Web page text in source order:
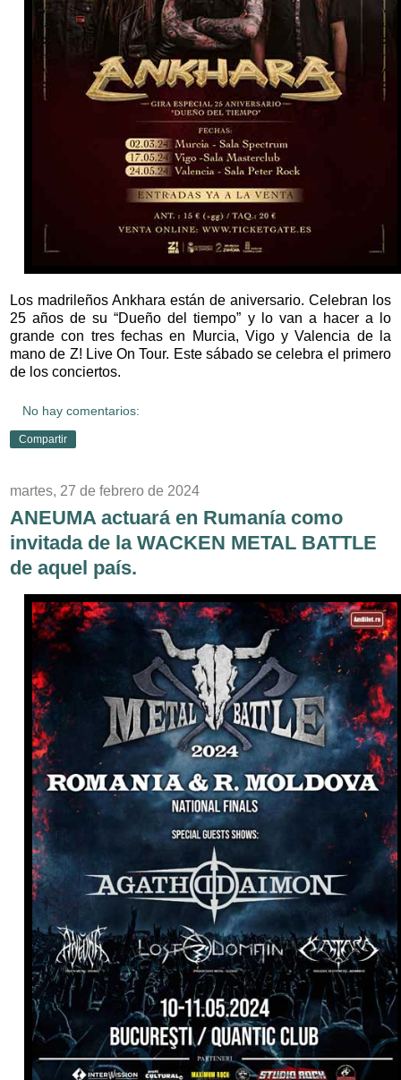
Los madrileños Ankhara están de aniversario. Celebran los
25 años de su “Dueño del tiempo” y lo van a hacer a lo
grande con tres fechas en Murcia, Vigo y Valencia de la
mano de Z! Live On Tour. Este sábado se celebra el primero
de los conciertos.
No hay comentarios:
Compartir
martes, 27 de febrero de 2024
ANEUMA actuará en Rumanía como
invitada de la WACKEN METAL BATTLE
de aquel país.